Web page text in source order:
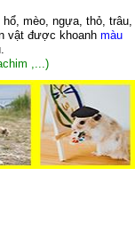
mèo, ngựa, thỏ, trâu,
vật được khoanh màu
,...)